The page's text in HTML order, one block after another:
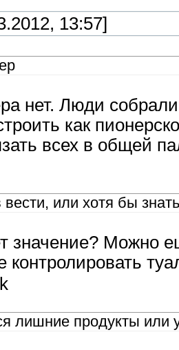
13:57]
нет. Люди
как
всех в общей
или хотя бы
значение? Можно
контролировать
лишние продукты или